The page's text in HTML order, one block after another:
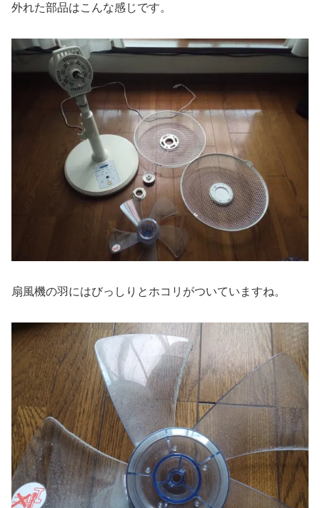
外れた部品はこんな感じです。
扇風機の羽にはびっしりとホコリがついていますね。